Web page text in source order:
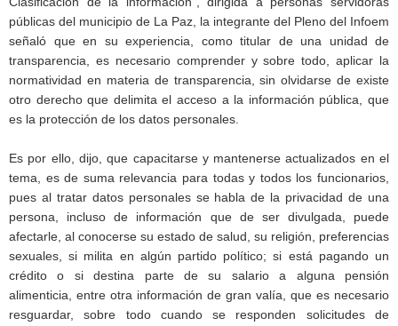
públicas del municipio de La Paz, la integrante del Pleno del Infoem
señaló que en su experiencia, como titular de una unidad de
transparencia, es necesario comprender y sobre todo, aplicar la
normatividad en materia de transparencia, sin olvidarse de existe
otro derecho que delimita el acceso a la información pública, que
es la protección de los datos personales.
Es por ello, dijo, que capacitarse y mantenerse actualizados en el
tema, es de suma relevancia para todas y todos los funcionarios,
pues al tratar datos personales se habla de la privacidad de una
persona, incluso de información que de ser divulgada, puede
afectarle, al conocerse su estado de salud, su religión, preferencias
sexuales, si milita en algún partido político; si está pagando un
crédito o si destina parte de su salario a alguna pensión
alimenticia, entre otra información de gran valía, que es necesario
resguardar, sobre todo cuando se responden solicitudes de